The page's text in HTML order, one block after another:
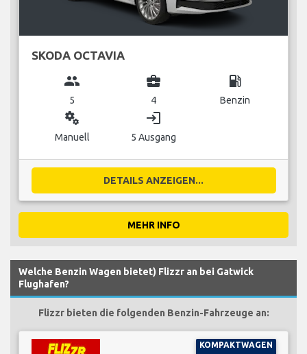
SKODA OCTAVIA
group
5
business_center
4
local_gas_station
Benzin
miscellaneous_services
Manuell
login
5 Ausgang
DETAILS ANZEIGEN...
MEHR INFO
Welche Benzin Wagen bietet) Flizzr an bei Gatwick
Flughafen?
Flizzr bieten die folgenden Benzin-Fahrzeuge an:
KOMPAKTWAGEN